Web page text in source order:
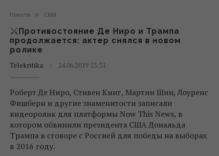
Новости СМИ
Противостояние Де Ниро и Трампа
продолжается: актер снялся в новом
ролике
Telekritika
24.06.2019 13:31
Роберт Де Ниро, Стивен Кинг, Мартин Шин, Лоуренс
Фишберн и другие знаменитости записали
видеоролик для платформы Now This News, в
котором обвинили президента США Дональда
Трампа в сговоре с Россией для победы на выборах
в 2016 году.